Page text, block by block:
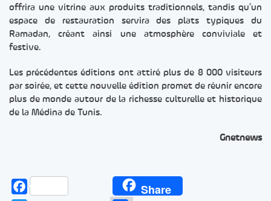
offrira une vitrine aux produits traditionnels, tandis qu’un
espace de restauration servira des plats typiques du
Ramadan, créant ainsi une atmosphère conviviale et
festive.
Les précédentes éditions ont attiré plus de 8 000 visiteurs
par soirée, et cette nouvelle édition promet de réunir encore
plus de monde autour de la richesse culturelle et historique
de la Médina de Tunis.
Gnetnews
Facebook Share